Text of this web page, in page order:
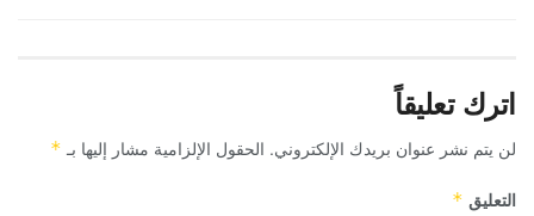
اترك تعليقاً
لن يتم نشر عنوان بريدك الإلكتروني. الحقول الإلزامية مشار إليها بـ *
التعليق *